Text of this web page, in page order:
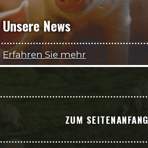
Unsere News
Erfahren Sie mehr
ZUM SEITENANFANG